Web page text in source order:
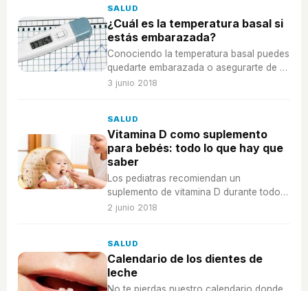
SALUD
¿Cuál es la temperatura basal si
estás embarazada?
Conociendo la temperatura basal puedes
quedarte embarazada o asegurarte de si
lo estás ya. A continuación vamos a
3 junio 2018
SALUD
Vitamina D como suplemento
para bebés: todo lo que hay que
saber
Los pediatras recomiendan un
suplemento de vitamina D durante todo
el primer año de vida del bebé, pero
2 junio 2018
SALUD
Calendario de los dientes de
leche